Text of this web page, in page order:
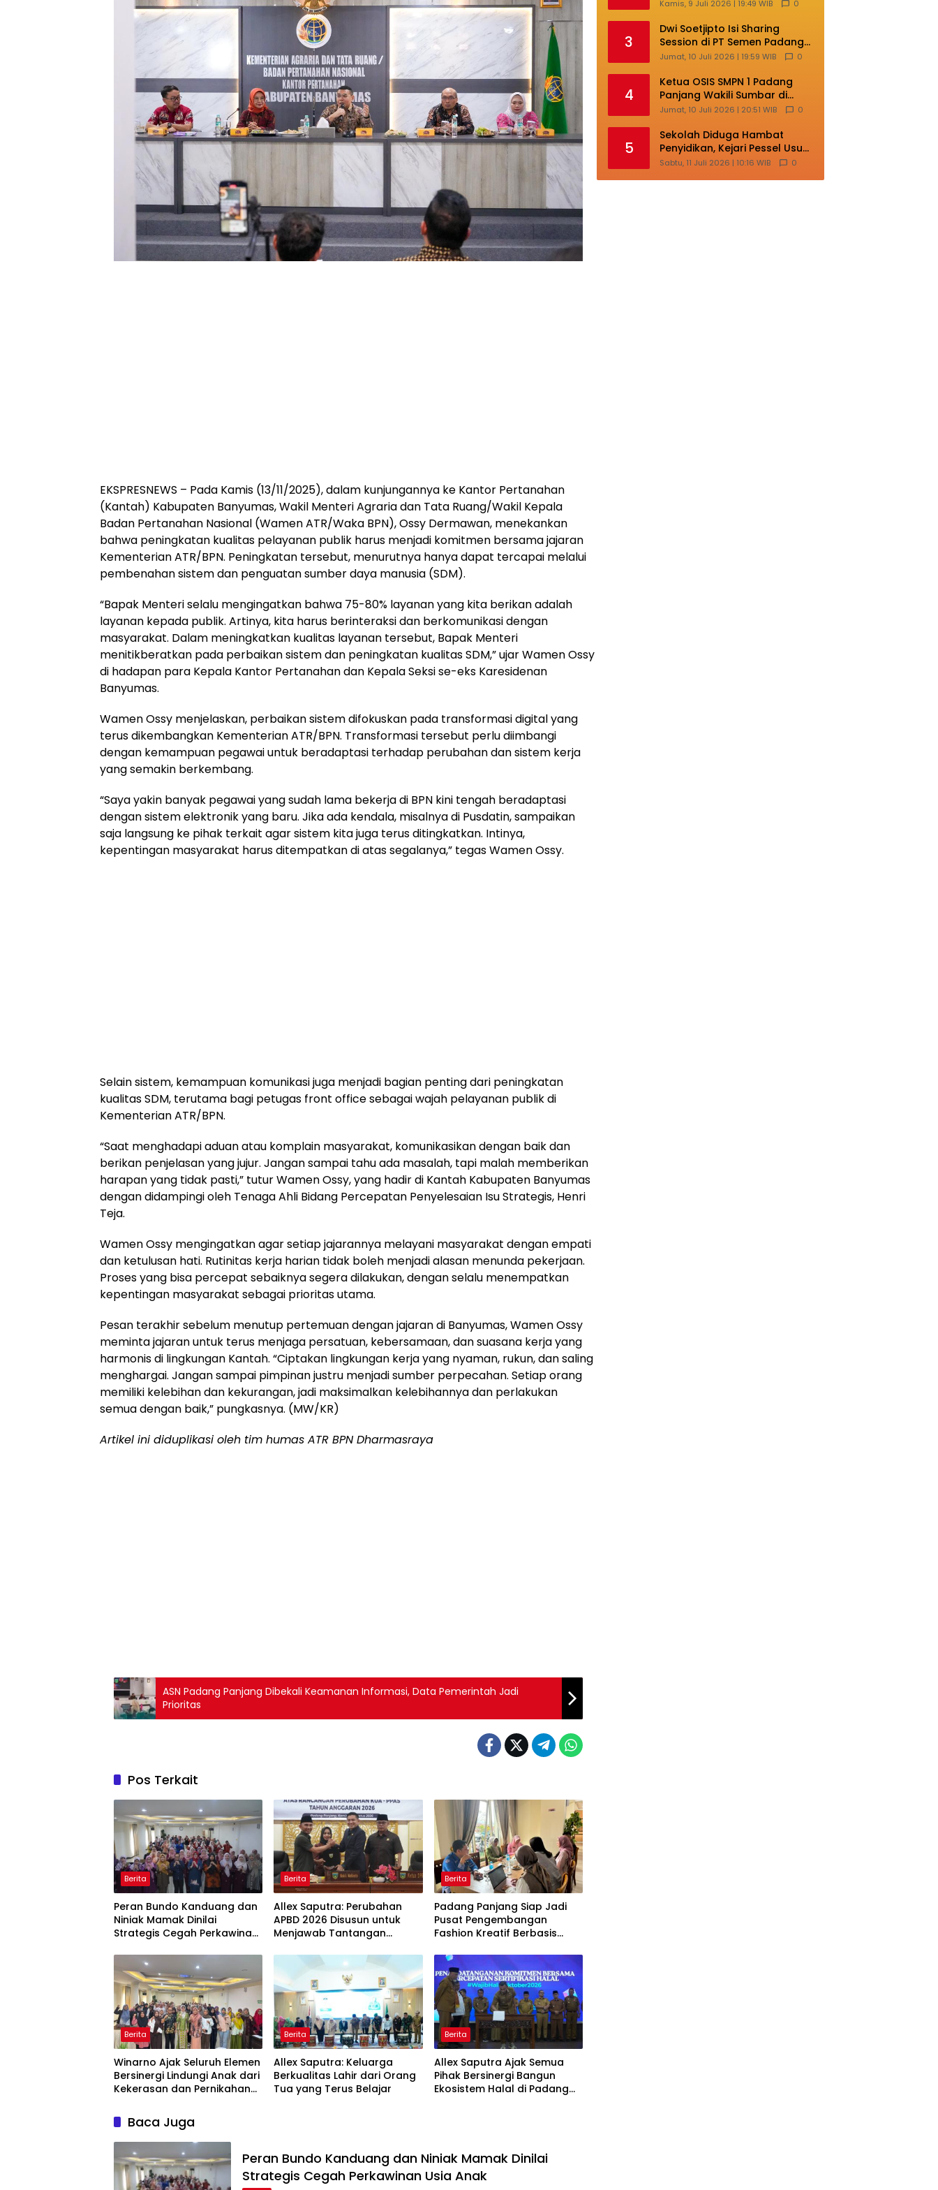
EKSPRESNEWS – Pada Kamis (13/11/2025), dalam kunjungannya ke Kantor Pertanahan
(Kantah) Kabupaten Banyumas, Wakil Menteri Agraria dan Tata Ruang/Wakil Kepala
Badan Pertanahan Nasional (Wamen ATR/Waka BPN), Ossy Dermawan, menekankan
bahwa peningkatan kualitas pelayanan publik harus menjadi komitmen bersama jajaran
Kementerian ATR/BPN. Peningkatan tersebut, menurutnya hanya dapat tercapai melalui
pembenahan sistem dan penguatan sumber daya manusia (SDM).
“Bapak Menteri selalu mengingatkan bahwa 75-80% layanan yang kita berikan adalah
layanan kepada publik. Artinya, kita harus berinteraksi dan berkomunikasi dengan
masyarakat. Dalam meningkatkan kualitas layanan tersebut, Bapak Menteri
menitikberatkan pada perbaikan sistem dan peningkatan kualitas SDM,” ujar Wamen Ossy
di hadapan para Kepala Kantor Pertanahan dan Kepala Seksi se-eks Karesidenan
Banyumas.
Wamen Ossy menjelaskan, perbaikan sistem difokuskan pada transformasi digital yang
terus dikembangkan Kementerian ATR/BPN. Transformasi tersebut perlu diimbangi
dengan kemampuan pegawai untuk beradaptasi terhadap perubahan dan sistem kerja
yang semakin berkembang.
“Saya yakin banyak pegawai yang sudah lama bekerja di BPN kini tengah beradaptasi
dengan sistem elektronik yang baru. Jika ada kendala, misalnya di Pusdatin, sampaikan
saja langsung ke pihak terkait agar sistem kita juga terus ditingkatkan. Intinya,
kepentingan masyarakat harus ditempatkan di atas segalanya,” tegas Wamen Ossy.
Selain sistem, kemampuan komunikasi juga menjadi bagian penting dari peningkatan
kualitas SDM, terutama bagi petugas front office sebagai wajah pelayanan publik di
Kementerian ATR/BPN.
“Saat menghadapi aduan atau komplain masyarakat, komunikasikan dengan baik dan
berikan penjelasan yang jujur. Jangan sampai tahu ada masalah, tapi malah memberikan
harapan yang tidak pasti,” tutur Wamen Ossy, yang hadir di Kantah Kabupaten Banyumas
dengan didampingi oleh Tenaga Ahli Bidang Percepatan Penyelesaian Isu Strategis, Henri
Teja.
Wamen Ossy mengingatkan agar setiap jajarannya melayani masyarakat dengan empati
dan ketulusan hati. Rutinitas kerja harian tidak boleh menjadi alasan menunda pekerjaan.
Proses yang bisa percepat sebaiknya segera dilakukan, dengan selalu menempatkan
kepentingan masyarakat sebagai prioritas utama.
Pesan terakhir sebelum menutup pertemuan dengan jajaran di Banyumas, Wamen Ossy
meminta jajaran untuk terus menjaga persatuan, kebersamaan, dan suasana kerja yang
harmonis di lingkungan Kantah. “Ciptakan lingkungan kerja yang nyaman, rukun, dan saling
menghargai. Jangan sampai pimpinan justru menjadi sumber perpecahan. Setiap orang
memiliki kelebihan dan kekurangan, jadi maksimalkan kelebihannya dan perlakukan
semua dengan baik,” pungkasnya. (MW/KR)
Artikel ini diduplikasi oleh tim humas ATR BPN Dharmasraya
ASN Padang Panjang Dibekali Keamanan Informasi, Data Pemerintah Jadi
Prioritas
Pos Terkait
Berita
Peran Bundo Kanduang dan
Niniak Mamak Dinilai
Strategis Cegah Perkawinan
Berita
Allex Saputra: Perubahan
APBD 2026 Disusun untuk
Menjawab Tantangan
Berita
Padang Panjang Siap Jadi
Pusat Pengembangan
Fashion Kreatif Berbasis
Berita
Winarno Ajak Seluruh Elemen
Bersinergi Lindungi Anak dari
Kekerasan dan Pernikahan
Berita
Allex Saputra: Keluarga
Berkualitas Lahir dari Orang
Tua yang Terus Belajar
Berita
Allex Saputra Ajak Semua
Pihak Bersinergi Bangun
Ekosistem Halal di Padang
Baca Juga
Peran Bundo Kanduang dan Niniak Mamak Dinilai
Strategis Cegah Perkawinan Usia Anak
Kamis, 9 Juli 2026 | 19:49 WIB 0
3
Dwi Soetjipto Isi Sharing
Session di PT Semen Padang;
Perusahaan Dituntut Lakukan
Jumat, 10 Juli 2026 | 19:59 WIB 0
4
Ketua OSIS SMPN 1 Padang
Panjang Wakili Sumbar di
Ajang Nasional Bintang Sobat
Jumat, 10 Juli 2026 | 20:51 WIB 0
5
Sekolah Diduga Hambat
Penyidikan, Kejari Pessel Usut
Dugaan Pungli SMAN 3 Painan
Sabtu, 11 Juli 2026 | 10:16 WIB 0